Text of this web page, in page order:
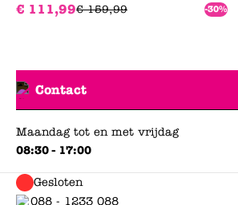
€ 111,99€ 159,99 -30%
Contact
Maandag tot en met vrijdag
08:30 - 17:00
Gesloten
088 - 1233 088